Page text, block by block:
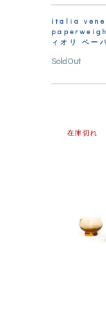
italia
ィオリ ペー
SoldOut
在庫切れ